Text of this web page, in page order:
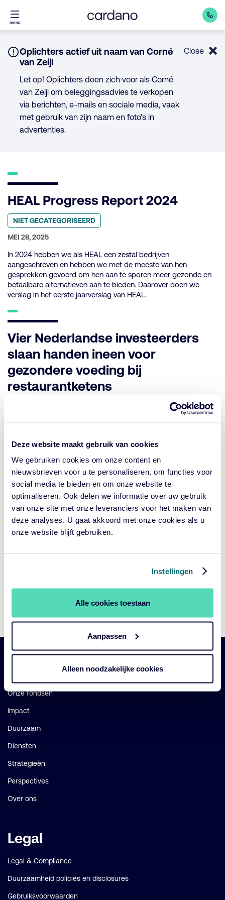
Deze website maakt gebruik van cookies
We gebruiken cookies om onze content en
nieuwsbrieven voor u te personaliseren, om functies voor
social media te bieden en om onze website te
optimaliseren. Ook delen we informatie over uw gebruik
van onze site met onze leveranciers voor het maken van
deze analyses. U gaat akkoord met onze cookies als u
onze website blijft gebruiken.
Instellingen
Alle cookies toestaan
Aanpassen
Alleen noodzakelijke cookies
Direct
naar
menu
Notice:
Oplichters actief uit naam van Corné
van Zeijl
Let op! Oplichters doen zich voor als Corné
van Zeijl om beleggingsadvies te verkopen
via berichten, e-mails en sociale media, vaak
met gebruik van zijn naam en foto's in
advertenties.
Close
HEAL Progress Report 2024
Geplaatst
categorie:
NIET GECATEGORISEERD
GEPUBLICEERD
MEI 28, 2025
In 2024 hebben we als HEAL een zestal bedrijven
aangeschreven en hebben we met de meeste van hen
gesprekken gevoerd om hen aan te sporen meer gezonde en
betaalbare alternatieven aan te bieden. Daarover doen we
verslag in het eerste jaarverslag van HEAL.
Vier Nederlandse investeerders
slaan handen ineen voor
gezondere voeding bij
restaurantketens
Vandaag publiceert de Health Engagement Alliance (HEAL), een
samenwerkingsverband van investeerders haar Investor
Statement, waarmee zij restaurantketens stimuleren werk te
maken van gezondere voeding.
Group of investors issues joint
statement on shareholder rights
shareholder proposals in the United States. The group consists
USD 4.8 trillion.
Belangrijke
links
Navigatie
Onze fondsen
Impact
Duurzaam
Diensten
Strategieën
Perspectives
Over ons
Legal
Legal & Compliance
Duurzaamheid policies en disclosures
Gebruiksvoorwaarden